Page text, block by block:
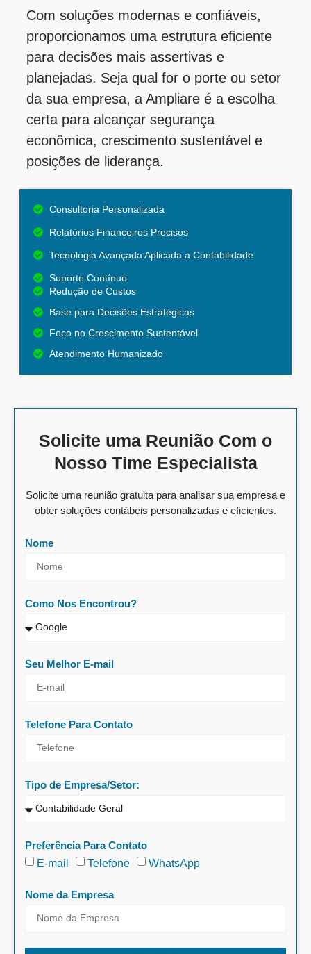
Com soluções modernas e confiáveis,
proporcionamos uma estrutura eficiente
para decisões mais assertivas e
planejadas. Seja qual for o porte ou setor
da sua empresa, a Ampliare é a escolha
certa para alcançar segurança
econômica, crescimento sustentável e
posições de liderança.
Consultoria Personalizada
Relatórios Financeiros Precisos
Tecnologia Avançada Aplicada a Contabilidade
Suporte Contínuo
Redução de Custos
Base para Decisões Estratégicas
Foco no Crescimento Sustentável
Atendimento Humanizado
Solicite uma Reunião Com o
Nosso Time Especialista
Solicite uma reunião gratuita para analisar sua empresa e
obter soluções contábeis personalizadas e eficientes.
Nome
Como Nos Encontrou?
Seu Melhor E-mail
Telefone Para Contato
Tipo de Empresa/Setor:
Preferência Para Contato
E-mail
Telefone WhatsApp
Nome da Empresa